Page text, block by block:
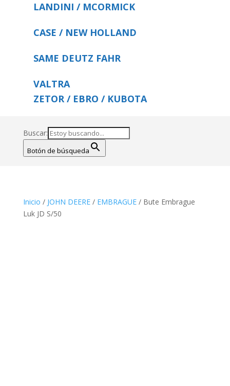
LANDINI / MCORMICK
CASE / NEW HOLLAND
SAME DEUTZ FAHR
VALTRA
ZETOR / EBRO / KUBOTA
Buscar:
Botón de búsqueda
Inicio / JOHN DEERE/ EMBRAGUE/ Bute Embrague
Luk JD S/50